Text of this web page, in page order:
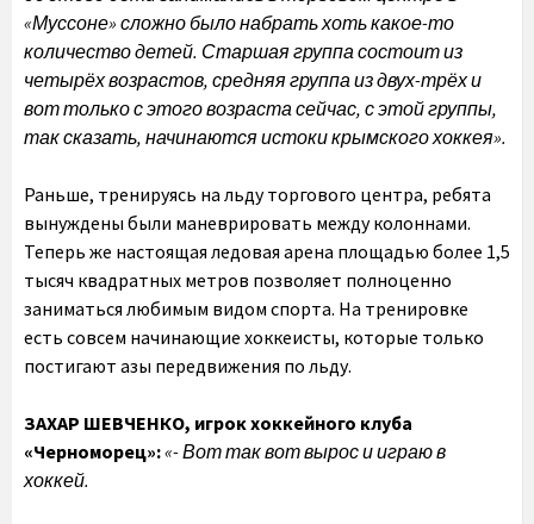
«Муссоне» сложно было набрать хоть какое-то
количество детей. Старшая группа состоит из
четырёх возрастов, средняя группа из двух-трёх и
вот только с этого возраста сейчас, с этой группы,
так сказать, начинаются истоки крымского хоккея».
Раньше, тренируясь на льду торгового центра, ребята
вынуждены были маневрировать между колоннами.
Теперь же настоящая ледовая арена площадью более 1,5
тысяч квадратных метров позволяет полноценно
заниматься любимым видом спорта. На тренировке
есть совсем начинающие хоккеисты, которые только
постигают азы передвижения по льду.
ЗАХАР ШЕВЧЕНКО, игрок хоккейного клуба
«Черноморец»:«- Вот так вот вырос и играю в
хоккей.